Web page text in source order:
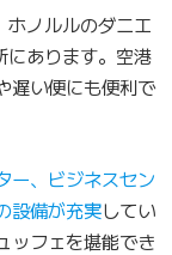
ホノルルのダニエ
あります。空港
遅い便にも便利で
ー、ビジネスセン
設備が充実してい
ッフェを堪能でき